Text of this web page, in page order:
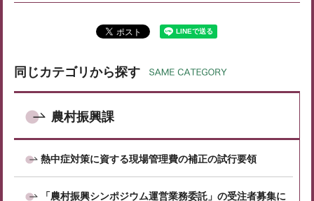
同じカテゴリから探す
農村振興課
熱中症対策に資する現場管理費の補正の試行要領
「農村振興シンポジウム運営業務委託」の受注者募集に